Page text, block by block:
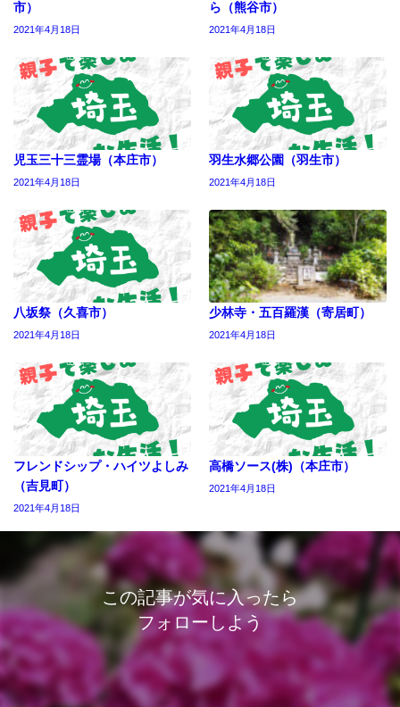
市）
2021年4月18日
ら（熊谷市）
2021年4月18日
児玉三十三霊場（本庄市）
2021年4月18日
羽生水郷公園（羽生市）
2021年4月18日
八坂祭（久喜市）
2021年4月18日
少林寺・五百羅漢（寄居町）
2021年4月18日
フレンドシップ・ハイツよしみ
（吉見町）
2021年4月18日
高橋ソース(株)（本庄市）
2021年4月18日
この記事が気に入ったら
フォローしよう